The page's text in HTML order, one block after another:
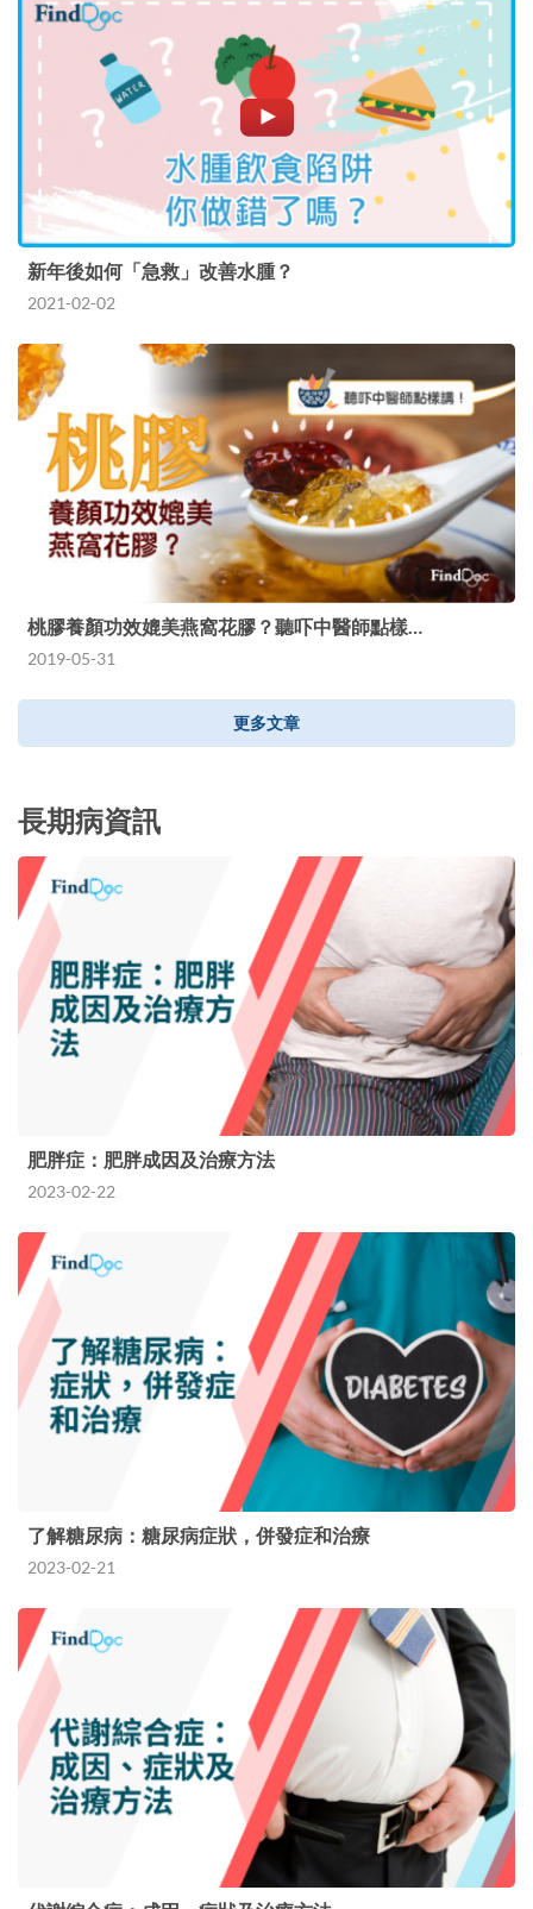
新年後如何「急救」改善水腫？
2021-02-02
桃膠養顏功效媲美燕窩花膠？聽吓中醫師點樣…
2019-05-31
更多文章
長期病資訊
肥胖症：肥胖成因及治療方法
2023-02-22
了解糖尿病：糖尿病症狀，併發症和治療
2023-02-21